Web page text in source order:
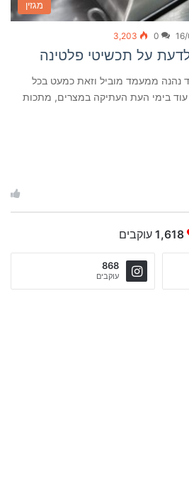
מגזין
0
3,203
על תכשיטי פלטינה
נהנה ממעמד מוביל וזאת כמעט בכל
עוד בימי העת העתיקה במצרים, מתכות
1,618 עוקבים
868
עוקבים